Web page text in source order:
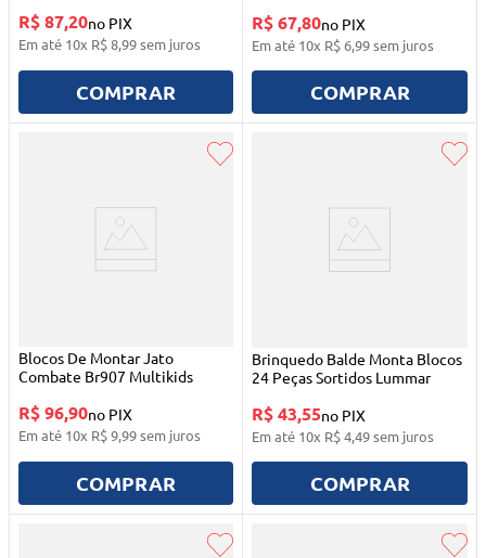
R$ 87,20no PIX
Em até 10x R$8,99sem juros
COMPRAR
R$ 67,80no PIX
Em até 10x R$ 6,99sem juros
COMPRAR
Blocos De Montar Jato
Combate Br907 Multikids
R$ 96,90no PIX
Em até 10x R$9,99sem juros
COMPRAR
Brinquedo Balde Monta Blocos
24 Peças Sortidos Lummar
R$ 43,55no PIX
Em até 10x R$4,49sem juros
COMPRAR